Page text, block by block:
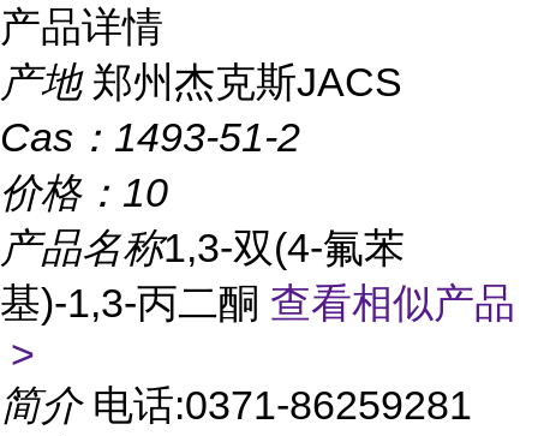
产品详情
产地 郑州杰克斯JACS
Cas： 1493-51-2
价格： 10
产品名称1,3-双(4-氟苯
基)-1,3-丙二酮 查看相似产品
>
简介 电话:0371-86259281